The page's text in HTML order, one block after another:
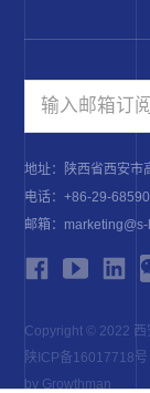
地址：陕西省西安市
电话：+86-29-
邮箱：
Copyright © 2022 西
陕ICP备16017718号
by Growthman